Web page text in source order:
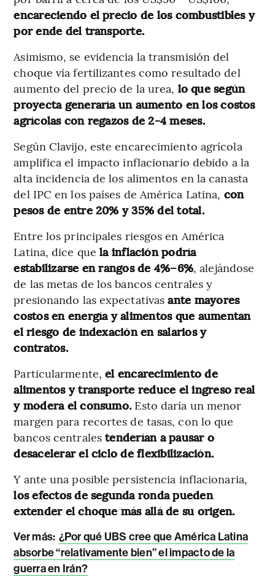
encareciendo el precio de los combustibles y
por ende del transporte.
Asimismo, se evidencia la transmisión del
choque vía fertilizantes como resultado del
aumento del precio de la urea, lo que según
proyecta generaría un aumento en los costos
agrícolas con regazos de 2-4 meses.
Según Clavijo, este encarecimiento agrícola
amplifica el impacto inflacionario debido a la
alta incidencia de los alimentos en la canasta
del IPC en los países de América Latina, con
pesos de entre 20% y 35% del total.
Entre los principales riesgos en América
Latina, dice quela inflación podría
estabilizarse en rangos de 4%–6%, alejándose
de las metas de los bancos centrales y
presionando las expectativas ante mayores
costos en energía y alimentos que aumentan
el riesgo de indexación en salarios y
contratos.
Particularmente,el encarecimiento de
alimentos y transporte reduce el ingreso real
y modera el consumo. Esto daría un menor
margen para recortes de tasas, con lo que
bancos centrales tenderían a pausar o
desacelerar el ciclo de flexibilización.
Y ante una posible persistencia inflacionaria,
los efectos de segunda ronda pueden
extender el choque más allá de su origen.
Ver más: ¿Por qué UBS cree que América Latina
absorbe “relativamente bien” el impacto de la
guerra en Irán?